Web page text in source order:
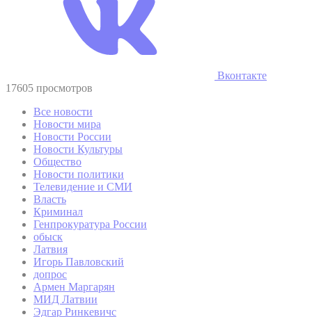
Вконтакте
17605 просмотров
Все новости
Новости мира
Новости России
Новости Культуры
Общество
Новости политики
Телевидение и СМИ
Власть
Криминал
Генпрокуратура России
обыск
Латвия
Игорь Павловский
допрос
Армен Маргарян
МИД Латвии
Эдгар Ринкевичс